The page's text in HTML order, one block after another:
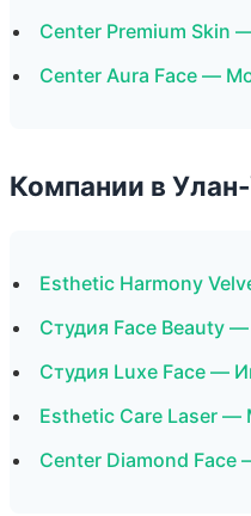
Center Premium Skin
Center Aura Face —
Компании в
Esthetic Harmony
Студия Face Beauty
Студия Luxe Face —
Esthetic Care Laser —
Center Diamond Face